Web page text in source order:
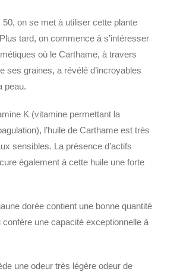
on se met à utiliser cette plante
tard, on commence à s’intéresser
où le Carthame, à travers
ses graines, a révélé d’incroyables
peau.
K (vitamine permettant la
l’huile de Carthame est très
sensibles. La présence d’actifs
également à cette huile une forte
dorée contient une bonne quantité
confère une capacité exceptionnelle à
une odeur très légère odeur de